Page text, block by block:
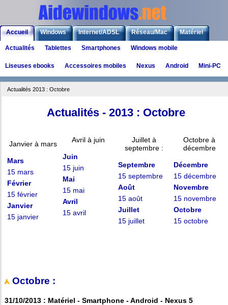
Accueil Windows Internet/ADSL Réseau/Mac Matériel
Logiciels Liens Jeux
Actualités Tablettes Smartphones Windows mobile
Liseuses ebooks Accessoires mobiles Nexus Android Mini-PC
Actualités 2013 : Octobre
Actualités - 2013 : Octobre
Janvier à mars
Mars
15 mars
Février
15 février
Janvier
15 janvier
Avril à juin
Juin
15 juin
Mai
15 mai
Avril
15 avril
Juillet à
septembre :
Septembre
15 septembre
Août
15 août
Juillet
15 juillet
Octobre à
décembre
Décembre
15 décembre
Novembre
15 novembre
Octobre
15 octobre
Octobre :
31/10/2013 : Matériel - Smartphone - Android - Nexus 5